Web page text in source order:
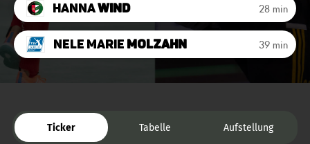
HannaWind 28 min
Nele Marie Molzahn 39 min
Ticker Tabelle Aufstellung